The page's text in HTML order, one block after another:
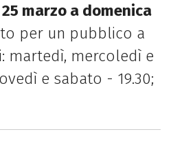
marzo a domenica
per un pubblico a
martedì, mercoledì e
e sabato - 19.30;